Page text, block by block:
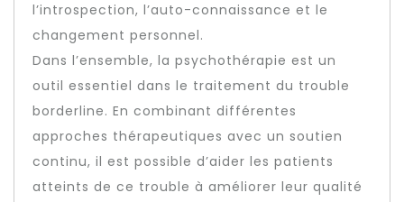
l’introspection, l’auto-connaissance et le
changement personnel.
Dans l’ensemble, la psychothérapie est un
outil essentiel dans le traitement du trouble
borderline. En combinant différentes
approches thérapeutiques avec un soutien
continu, il est possible d’aider les patients
atteints de ce trouble à améliorer leur qualité